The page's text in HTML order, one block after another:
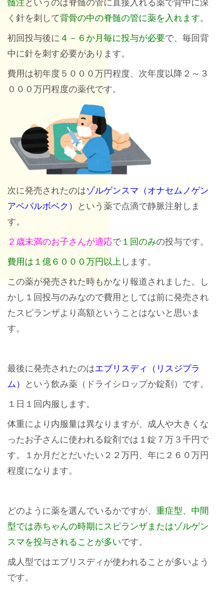
く針を刺して背骨の中の脊髄の管に薬を入れます。
初回投与後に ４－６か月毎に投与が必要で、毎回背
中に針を刺す必要があります。
費用は初年度５０００万円程度、次年度以降２～３
０００万円程度の薬代です。
次に発売されたのはゾルゲンスマ（オナセムノゲン
アベパルボベク）
という薬で点滴で静脈注射しま
す。
２歳未満のお子さんが適応で１回のみの投与です。
費用は１億６０００万円以上 します。
この薬が発売された時もかなり報道されました。し
かし１回投与のみなので費用としては前に発売され
たスピランザより高額ということはないと思いま
す。
最後に発売されたのはエブリスディ（リスジプラ
ム）
という飲み薬（ドライシロップか錠剤）です。
１日１回内服します。
体重により内服量は異なりますが、成人や大きくな
ったお子さんに使われる錠剤では１錠７万３千円で
す。１か月だとだいたい２２万円、年に２６０万円
程度になります。
どのように薬を選んでいるかですが、 重症型、中間
型では赤ちゃんの時期にスピランザまたはゾルゲン
スマを投与されることが多いです。
成人型ではエブリスディが使われることが多いよう
です。